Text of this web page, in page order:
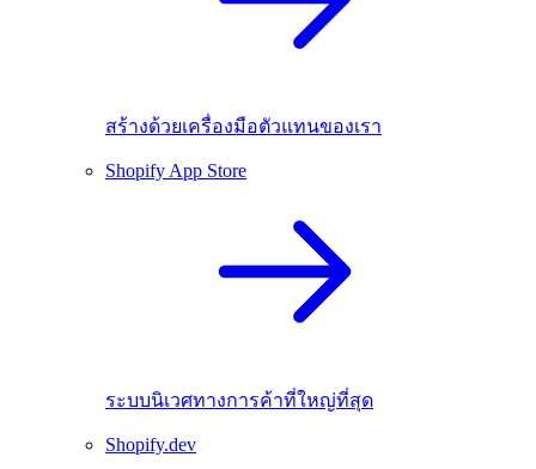
สร้างด้วยเครื่องมือตัวแทนของเรา
Shopify App Store
ระบบนิเวศทางการค้าที่ใหญ่ที่สุด
Shopify.dev